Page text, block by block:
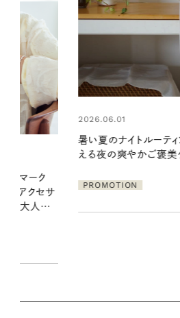
2026.06.01
真夏に向けて、ハーブ
やりジェルと出合う。暑
ア